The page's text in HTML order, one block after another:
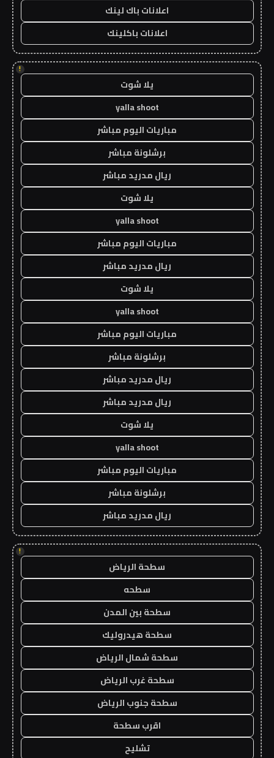
اعلانات باك لينك
اعلانات باكلينك
!
يلا شوت
yalla shoot
مباريات اليوم مباشر
برشلونة مباشر
ريال مدريد مباشر
يلا شوت
yalla shoot
مباريات اليوم مباشر
ريال مدريد مباشر
يلا شوت
yalla shoot
مباريات اليوم مباشر
برشلونة مباشر
ريال مدريد مباشر
ريال مدريد مباشر
يلا شوت
yalla shoot
مباريات اليوم مباشر
برشلونة مباشر
ريال مدريد مباشر
!
سطحة الرياض
سطحه
سطحة بين المدن
سطحة هيدروليك
سطحة شمال الرياض
سطحة غرب الرياض
سطحة جنوب الرياض
اقرب سطحة
تشليح